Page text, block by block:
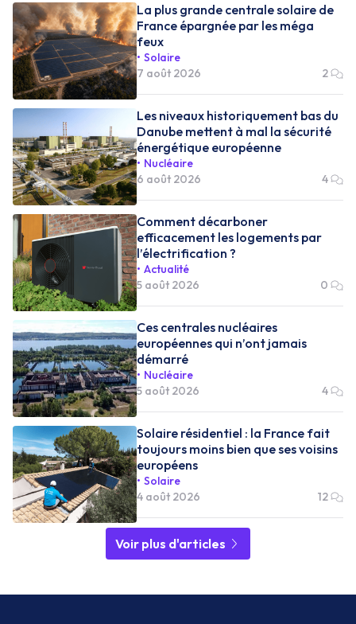
La plus grande centrale solaire de
France épargnée par les méga
feux
Solaire
7 août 2026
2
Les niveaux historiquement bas du
Danube mettent à mal la sécurité
énergétique européenne
Nucléaire
6 août 2026
4
Comment décarboner
efficacement les logements par
l’électrification ?
Actualité
5 août 2026
0
Ces centrales nucléaires
européennes qui n’ont jamais
démarré
Nucléaire
5 août 2026
4
Solaire résidentiel : la France fait
toujours moins bien que ses voisins
européens
Solaire
4 août 2026
12
Voir plus d'articles